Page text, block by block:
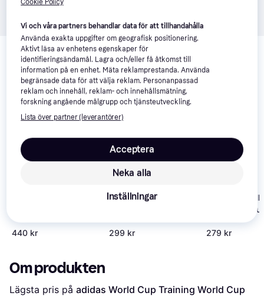
Relaterade produkter
Vi har plockat fram ett urval av produkter som kanske skulle
intressera dig. Visa alla
Populär
Ball Size
440 kr
Vit Royal Blå Röd Grön
299 kr
adidas Fotboll
Club World
Ball Sz 4
279 kr
Om produkten
Lägsta pris på adidas World Cup Training World Cup
Cookie Policy
Vi och våra partners behandlar data för att tillhandahålla
Använda exakta uppgifter om geografisk positionering.
Aktivt läsa av enhetens egenskaper för
identifieringsändamål. Lagra och/eller få åtkomst till
information på en enhet. Mäta reklamprestanda. Använda
begränsade data för att välja reklam. Personanpassad
reklam och innehåll, reklam- och innehållsmätning,
forskning angående målgrupp och tjänsteutveckling.
Lista över partner (leverantörer)
Neka alla
Acceptera
Inställningar